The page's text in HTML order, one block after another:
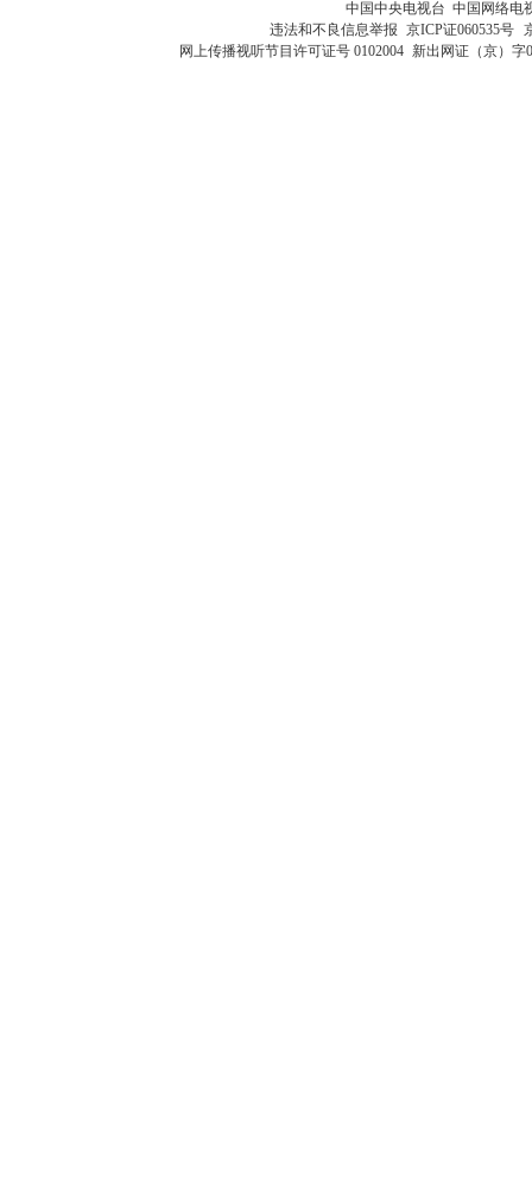
中国中央电视台 中国网络电
违法和不良信息举报 京ICP证060535号
网上传播视听节目许可证号 0102004 新出网证（京）